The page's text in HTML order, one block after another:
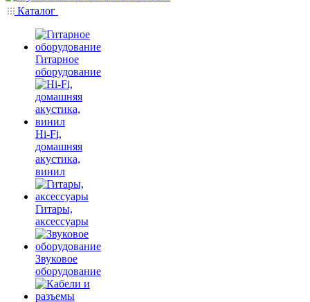
Каталог
Гитарное
оборудование
Hi-Fi,
домашняя
акустика,
винил
Гитары,
аксессуары
Звуковое
оборудование